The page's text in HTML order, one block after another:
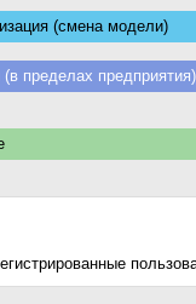
(смена модели)
пределах предприятия)